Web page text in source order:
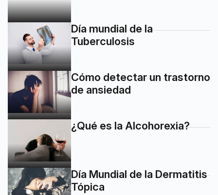
Día mundial de la
Tuberculosis
Cómo detectar un trastorno
de ansiedad
¿Qué es la Alcohorexia?
Día Mundial de la Dermatitis
Tópica